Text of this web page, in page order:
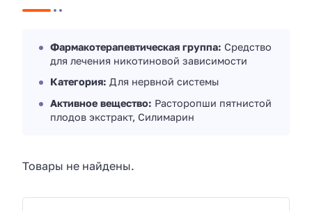
Фармакотерапевтическая группа: Средство
для лечения никотиновой зависимости
Категория: Для нервной системы
Активное вещество: Расторопши пятнистой
плодов экстракт, Силимарин
Товары не найдены.